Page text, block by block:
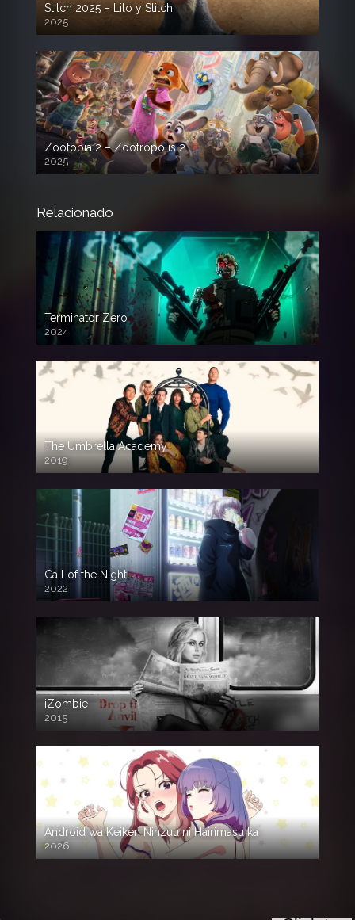
Stitch 2025 – Lilo y Stitch
2025
720p HD
Zootopia 2 – Zootropolis 2
2025
720p HD
Relacionado
Terminator Zero
2024
The Umbrella Academy
2019
Call of the Night
2022
iZombie
2015
Android wa Keiken Ninzuu ni Hairimasu ka
2026